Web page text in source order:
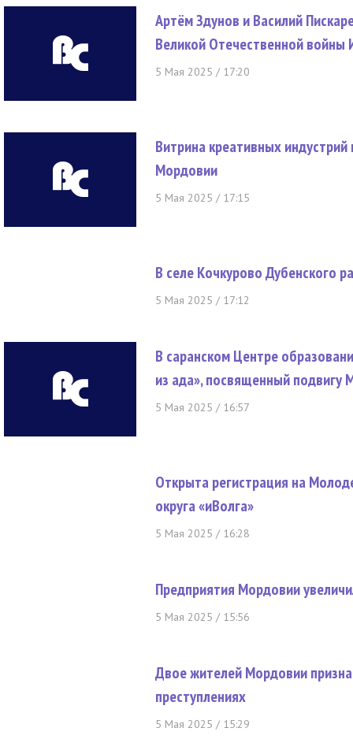
Артём Здунов и Василий
Великой Отечественной войны
5 Мая 2025 / 17:20
Витрина креативных
Мордовии
5 Мая 2025 / 17:15
В селе Кочкурово Дубенского
5 Мая 2025 / 17:12
В саранском Центре
из ада», посвященный подвигу
5 Мая 2025 / 16:57
Открыта регистрация на
округа «иВолга»
5 Мая 2025 / 16:28
Предприятия Мордовии
5 Мая 2025 / 15:56
Двое жителей Мордовии
преступлениях
5 Мая 2025 / 15:29